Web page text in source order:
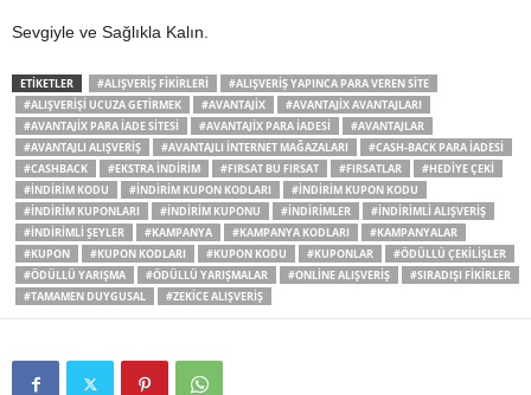
Sevgiyle ve Sağlıkla Kalın.
ETIKETLER #ALIŞVERIŞ FIKIRLERI
#ALIŞVERIŞ YAPINCA PARA VEREN SITE
#ALIŞVERIŞI UCUZA GETIRMEK
#AVANTAJIX
#AVANTAJIX AVANTAJLARI
#AVANTAJIX PARA IADE SITESI
#AVANTAJIX PARA IADESI
#AVANTAJLAR
#AVANTAJLI ALIŞVERIŞ
#AVANTAJLI INTERNET MAĞAZALARI
#CASH-BACK PARA IADESI
#CASHBACK
#EKSTRA INDIRIM #FIRSAT BU FIRSAT #FIRSATLAR
#HEDIYE ÇEKI
#INDIRIM KODU
#INDIRIM KUPON KODLARI
#INDIRIM KUPON KODU
#INDIRIM KUPONLARI
#INDIRIM KUPONU #INDIRIMLER
#INDIRIMLI ALIŞVERIŞ
#INDIRIMLI ŞEYLER
#KAMPANYA #KAMPANYA KODLARI
#KAMPANYALAR
#KUPON
#KUPON KODLARI #KUPON KODU #KUPONLAR
#ÖDÜLLÜ ÇEKILIŞLER
#ÖDÜLLÜ YARIŞMA
#ÖDÜLLÜ YARIŞMALAR #ONLINE ALIŞVERIŞ
#SIRADIŞI FIKIRLER
#TAMAMEN DUYGUSAL
#ZEKICE ALIŞVERIŞ